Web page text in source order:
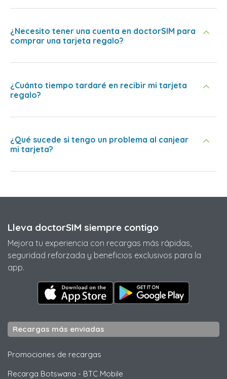
¿Necesito tener una cuenta en doctorSIM para
comprar una tarjeta regalo?
¿Cuánto tiempo tardaré en recibir mi tarjeta
regalo?
¿Qué sucede si tengo un problema al canjear
mi tarjeta?
Lleva doctorSIM siempre contigo
Mejora tu experiencia con recargas más rápidas,
seguridad reforzada y beneficios exclusivos para la
app.
Recargas más enviadas
Promociones de recargas
Recarga Botswana - BTC Mobile